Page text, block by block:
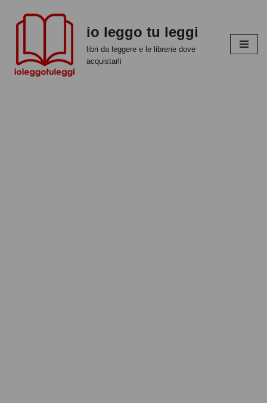
contenuto
io leggo tu leggi
libri da leggere e le librerie dove
acquistarli